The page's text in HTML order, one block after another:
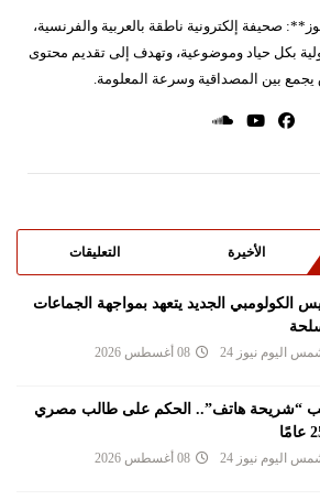
صحيفة إلكترونية ناطقة بالعربية والفرنسية،
بكل حياد وموضوعية، وتهدف إلى تقديم محتوى
يجمع بين المصداقية وسرعة المعلومة.
الأخيرة التعليقات
الكولومبي الجديد يتعهد بمواجهة الجماعات
اليوم نيوز 24 08 أغسطس 2026
“شريحة هاتف”.. الحكم على طالب مصري
اليوم نيوز 24 08 أغسطس 2026